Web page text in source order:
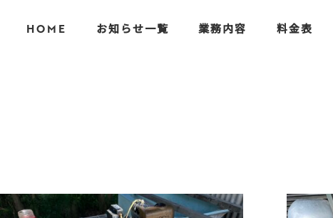
HOME お知らせ一覧 業務内容 料金表